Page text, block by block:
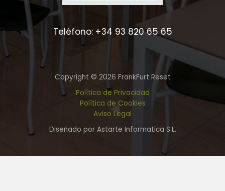
Teléfono: +34 93 820 65 65
Copyright © 2026 FrankFurt Reset
Política de Privacidad
Política de Cookies
Aviso Legal
Diseñado por Astarte Informatica S.L.